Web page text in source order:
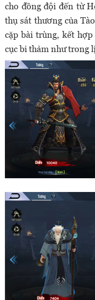
cho đồng đội đến từ
thụ sát thương của
cặp bài trùng, kết
cục bi thảm như trong